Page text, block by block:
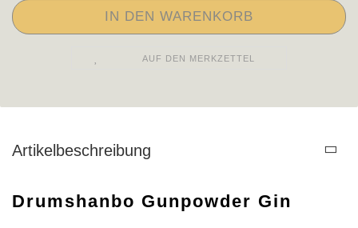
AUF DEN MERKZETTEL
Artikelbeschreibung
Drumshanbo Gunpowder Gin